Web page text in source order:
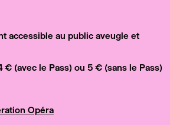
accessible au public aveugle et
€ (avec le Pass) ou 5 € (sans le Pass)
Opéra